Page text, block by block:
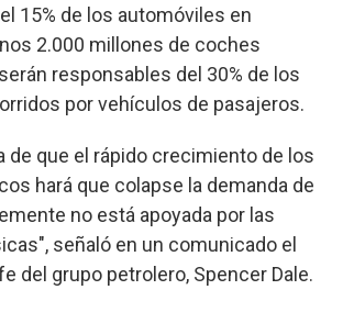
15% de los automóviles en
2.000 millones de coches
responsables del 30% de los
por vehículos de pasajeros.
de que el rápido crecimiento de los
hará que colapse la demanda de
no está apoyada por las
señaló en un comunicado el
del grupo petrolero, Spencer Dale.